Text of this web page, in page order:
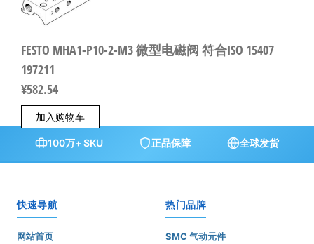
FESTO MHA1-P10-2-M3 微型电磁阀 符合ISO 15407
197211
¥582.54
加入购物车
100万+ SKU 正品保障 全球发货
快速导航
网站首页
热门品牌
SMC 气动元件